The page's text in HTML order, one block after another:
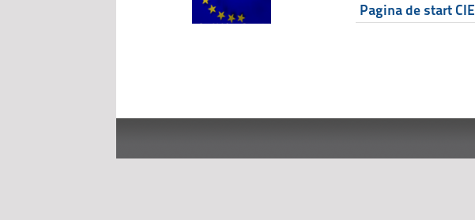
Pagina de start CIE